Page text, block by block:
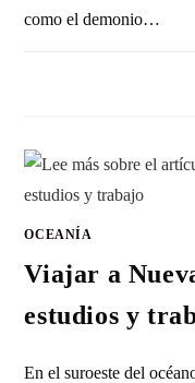
como el demonio…
OCEANÍA
Viajar a
estudios y
En el suroeste del